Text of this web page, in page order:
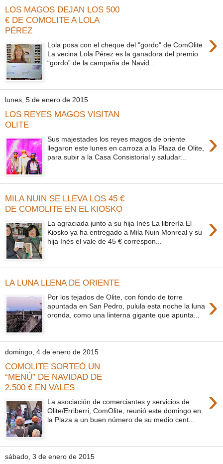
LOS MAGOS DEJAN LOS 500
€ DE COMOLITE A LOLA
PÉREZ
›
Lola posa con el cheque del "gordo" de ComOlite
La vecina Lola Pérez es la ganadora del premio
“gordo” de la campaña de Navid...
lunes, 5 de enero de 2015
LOS REYES MAGOS VISITAN
OLITE
›
Sus majestades los reyes magos de oriente
llegaron este lunes en carroza a la Plaza de Olite,
para subir a la Casa Consistorial y saludar...
MILA NUIN SE LLEVA LOS 45 €
DE COMOLITE EN EL KIOSKO
›
La agraciada junto a su hija Inés La librería El
Kiosko ya ha entregado a Mila Nuin Monreal y su
hija Inés el vale de 45 € correspon...
LA LUNA LLENA DE ORIENTE
›
Por los tejados de Olite, con fondo de torre
apuntada en San Pedro, pulula esta noche la luna
oronda, como una linterna gigante que apunta...
domingo, 4 de enero de 2015
COMOLITE SORTEÓ UN
“MENÚ” DE NAVIDAD DE
2.500 € EN VALES
›
La asociación de comerciantes y servicios de
Olite/Erriberri, ComOlite, reunió este domingo en
la Plaza a un buen número de su medio cent...
sábado, 3 de enero de 2015